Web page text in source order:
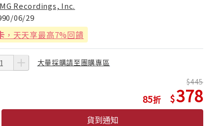
Recordings, Inc.
06/29
，天天享最高7%回饋
大量採購請至團購專區
85
445
378
貨到通知